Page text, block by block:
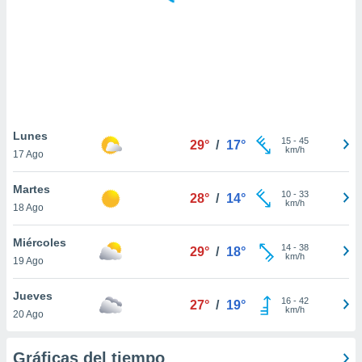
similares
como
sitio
de
traten tus
en
interés
su
Lunes
17 Ago
29° / 17° 15- 45
km/h
Martes
18 Ago
28° / 14° 10- 33
km/h
Miércoles
19 Ago
29° / 18° 14- 38
km/h
Jueves
20 Ago
27° / 19° 16- 42
km/h
Gráficas del tiempo